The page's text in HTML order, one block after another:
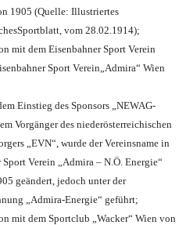
1905 (Quelle: Illustriertes
vom 28.02.1914);
mit dem Eisenbahner Sport Verein
Sport Verein„Admira“ Wien
Einstieg des Sponsors „NEWAG-
Vorgänger des niederösterreichischen
„EVN“, wurde der Vereinsname in
Sport Verein „Admira – N.Ö. Energie“
geändert, jedoch unter der
„Admira-Energie“ geführt;
mit dem Sportclub „Wacker“ Wien von